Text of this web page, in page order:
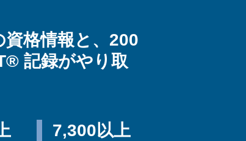
格情報と、200
記録がやり取
7,300以上